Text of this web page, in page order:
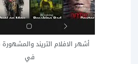
أشهر الافلام التريند
في